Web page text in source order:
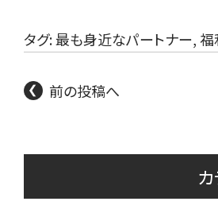
タグ:最も身近なパートナー,
前の投稿へ